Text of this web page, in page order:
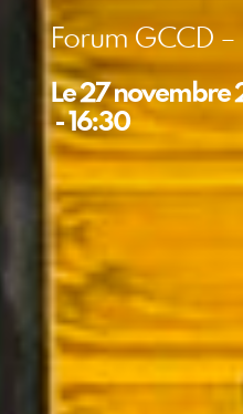
Forum GCCD –
Le27 novembre
-16:30